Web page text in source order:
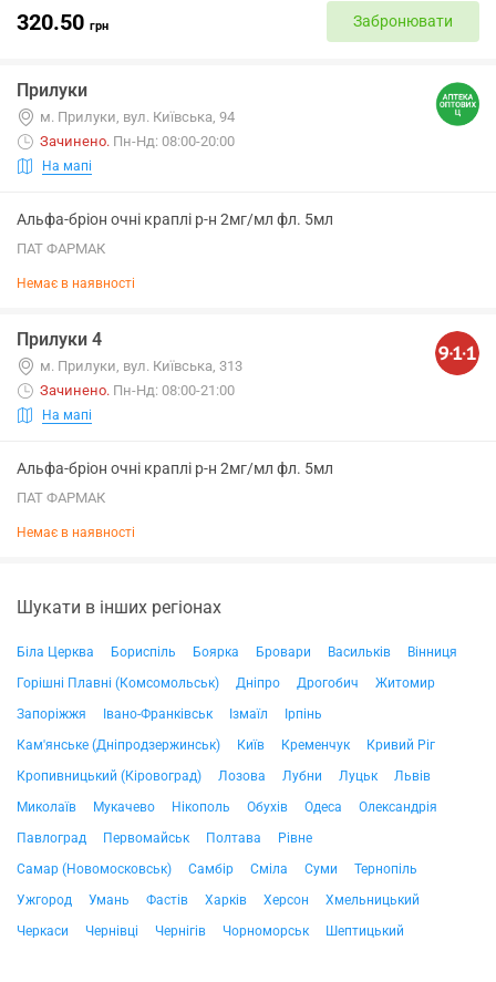
320.50 грн Забронювати
Прилуки
м. Прилуки, вул. Київська, 94
Зачинено. Пн-Нд: 08:00-20:00
На мапі
Альфа-бріон очні краплі р-н 2мг/мл фл. 5мл
ПАТ ФАРМАК
Немає в наявності
Прилуки 4
м. Прилуки, вул. Київська, 313
Зачинено. Пн-Нд: 08:00-21:00
На мапі
Альфа-бріон очні краплі р-н 2мг/мл фл. 5мл
ПАТ ФАРМАК
Немає в наявності
Шукати в інших регіонах
Біла Церква Бориспіль Боярка Бровари Васильків
Вінниця
Горішні Плавні (Комсомольськ)
Дніпро Дрогобич
Житомир
Запоріжжя
Івано-Франківськ Ізмаїл
Ірпінь
Кам'янське (Дніпродзержинськ)
Київ Кременчук
Кривий Ріг
Кропивницький (Кіровоград)
Лозова Лубни Луцьк
Львів
Миколаїв
Мукачево Нікополь Обухів Одеса
Олександрія
Павлоград
Первомайськ Полтава
Рівне
Самар (Новомосковськ)
Самбір Сміла Суми
Тернопіль
Ужгород
Умань Фастів Харків Херсон
Хмельницький
Черкаси
Чернівці Чернігів Чорноморськ Шептицький